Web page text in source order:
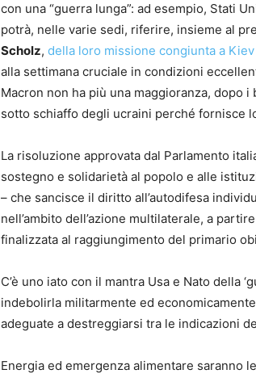
con una “guerra lunga”: ad esempio, Stati
potrà, nelle varie sedi, riferire, insieme al
Scholz, della loro missione congiunta a
alla settimana cruciale in condizioni
Macron non ha più una maggioranza, dopo
sotto schiaffo degli ucraini perché fornisce
La risoluzione approvata dal Parlamento
sostegno e solidarietà al popolo e alle
– che sancisce il diritto all’autodifesa
nell’ambito dell’azione multilaterale, a
finalizzata al raggiungimento del primario
C’è uno iato con il mantra Usa e Nato della
indebolirla militarmente ed
adeguate a destreggiarsi tra le indicazioni
Energia ed emergenza alimentare saranno